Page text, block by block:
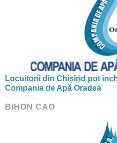
Locuitorii din Chișirid pot
Compania de Apă Oradea
BIHON CAO